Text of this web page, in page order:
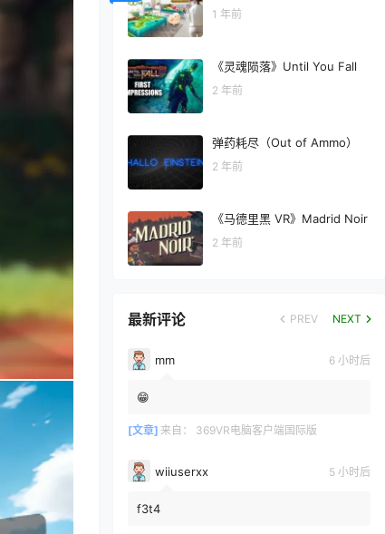
1 年前
《灵魂陨落》Until You Fall
2 年前
弹药耗尽（Out of Ammo）
2 年前
《马德里黑 VR》Madrid Noir
2 年前
最新评论 PREV NEXT
mm 6 小时后
😁
[文章] 来自： 369VR电脑客户端国际版
wiiuserxx 5 小时后
f3t4